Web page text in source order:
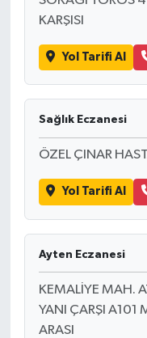
KARŞISI
Yol Tarifi Al
Sağlık Eczanesi
ÖZEL ÇINAR
Yol Tarifi Al
Ayten Eczanesi
KEMALİYE MAH.
YANI ÇARŞI A101
ARASI